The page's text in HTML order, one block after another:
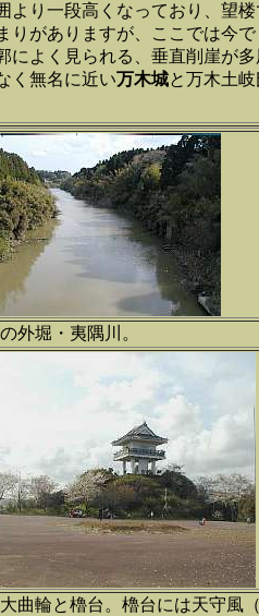
より一段高くなっており、望
りがありますが、ここでは今
によく見られる、垂直削崖が
く無名に近い万木城と万木土
外堀・夷隅川。
曲輪と櫓台。櫓台には天守風